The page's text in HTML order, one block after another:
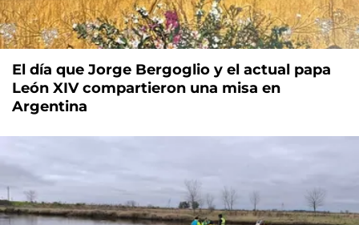
El día que Jorge Bergoglio y el actual papa
León XIV compartieron una misa en
Argentina